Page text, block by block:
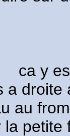
ca y
a droite
au
la petite